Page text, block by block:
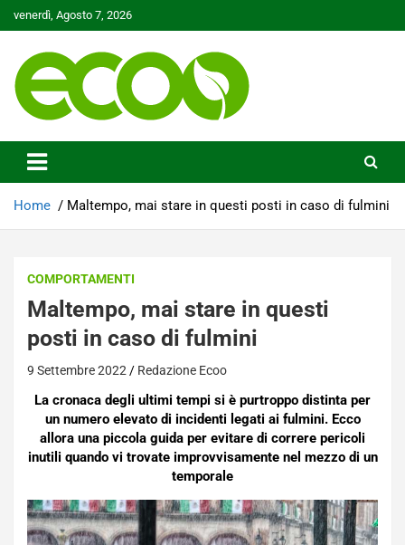
to
venerdì, Agosto 7, 2026
Ecoo.it
Home Maltempo, mai stare in questi posti in caso di fulmini
COMPORTAMENTI
Maltempo, mai stare in questi
posti in caso di fulmini
9 Settembre 2022 Redazione Ecoo
La cronaca degli ultimi tempi si è purtroppo distinta per
un numero elevato di incidenti legati ai fulmini. Ecco
allora una piccola guida per evitare di correre pericoli
inutili quando vi trovate improvvisamente nel mezzo di un
temporale